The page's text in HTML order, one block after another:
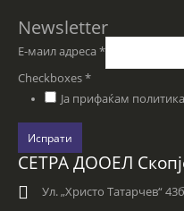
Newsletter
Е-маил адреса *
Checkboxes*
Ја прифаќам
Испрати
СЕТРА ДООЕЛ
Ул. „Христо Татарчев“